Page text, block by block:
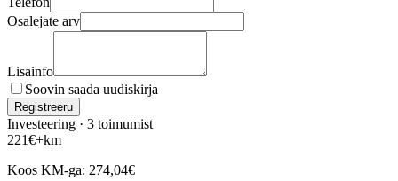
Osalejate arv
Lisainfo
Soovin saada uudiskirja
Registreeru
Investeering · 3 toimumist
221€+km
Koos KM-ga: 274,04€